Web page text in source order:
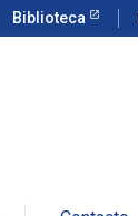
Biblioteca